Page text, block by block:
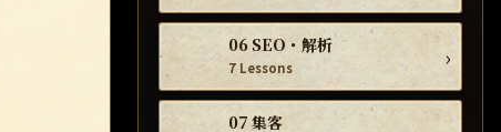
06 SEO・解析
7 Lessons ›
07 集客